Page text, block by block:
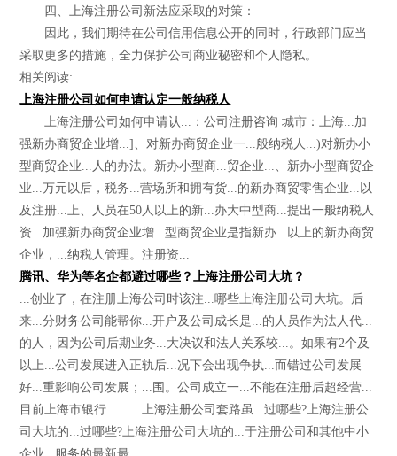
四、上海注册公司新法应采取的对策：
因此，我们期待在公司信用信息公开的同时，行政部门应当
采取更多的措施，全力保护公司商业秘密和个人隐私。
相关阅读:
上海注册公司如何申请认定一般纳税人
上海注册公司如何申请认...：公司注册咨询 城市：上海...加
强新办商贸企业增...]、对新办商贸企业一...般纳税人...)对新办小
型商贸企业...人的办法。新办小型商...贸企业...、新办小型商贸企
业...万元以后，税务...营场所和拥有货...的新办商贸零售企业...以
及注册...上、人员在50人以上的新...办大中型商...提出一般纳税人
资...加强新办商贸企业增...型商贸企业是指新办...以上的新办商贸
企业，...纳税人管理。注册资...
腾讯、华为等名企都避过哪些？上海注册公司大坑？
...创业了，在注册上海公司时该注...哪些上海注册公司大坑。后
来...分财务公司能帮你...开户及公司成长是...的人员作为法人代...
的人，因为公司后期业务...大决议和法人关系较...。如果有2个及
以上...公司发展进入正轨后...况下会出现争执...而错过公司发展
好...重影响公司发展；...围。公司成立一...不能在注册后超经营...
目前上海市银行... 上海注册公司套路虽...过哪些?上海注册公
司大坑的...过哪些?上海注册公司大坑的...于注册公司和其他中小